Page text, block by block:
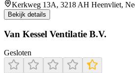
Kerkweg 13A, 3218 AH Heenvliet,
Bekijk details
Van Kessel Ventilatie B.V.
Gesloten